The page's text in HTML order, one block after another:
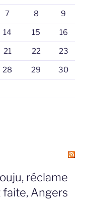
7 8 9
14 15 16
21 22 23
28 29 30
réclame
faite, Angers